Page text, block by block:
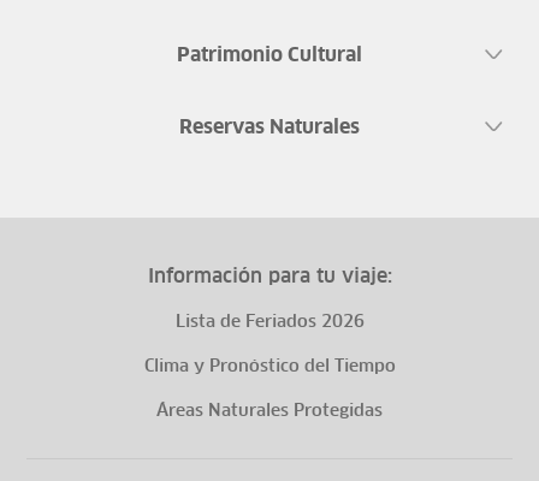
Patrimonio Cultural
Reservas Naturales
Información para tu viaje:
Lista de Feriados 2026
Clima y Pronóstico del Tiempo
Áreas Naturales Protegidas